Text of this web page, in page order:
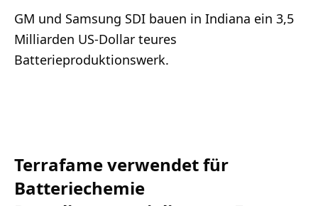
GM und Samsung SDI bauen in Indiana ein 3,5
Milliarden US-Dollar teures
Batterieproduktionswerk.
Terrafame verwendet für
Batteriechemie